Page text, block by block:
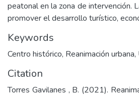
peatonal en la zona de intervención.
promover el desarrollo turístico,
Keywords
Centro histórico, Reanimación urbana,
Citation
Torres Gavilanes , B. (2021).